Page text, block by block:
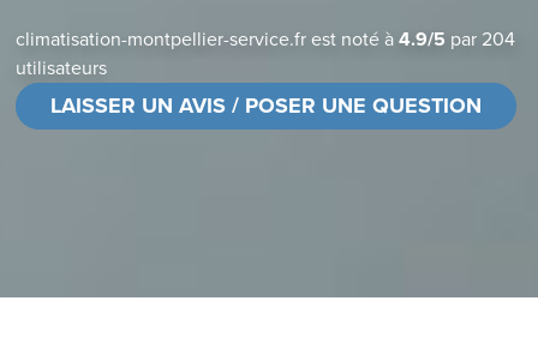
climatisation-montpellier-service.fr est noté à4.9/5 par 204
utilisateurs
LAISSER UN AVIS / POSER UNE QUESTION